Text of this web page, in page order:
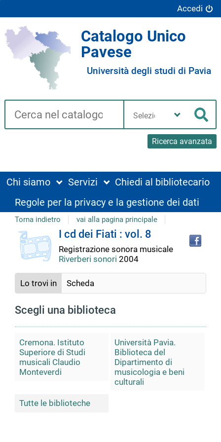
Accedi
Catalogo Unico
Pavese
Università degli studi di Pavia
Cerca su "Catalogo"
Ricerca avanzata
biblioteca
Chi siamo Servizi
Chiedi al bibliotecario
Regole per la privacy e la gestione dei dati
Torna indietro vai alla pagina principale
Dettaglio
del
documento
copertina I cd dei Fiati : vol. 8
Registrazione sonora musicale
Riverberi sonori 2004
Lo trovi in Scheda
Scegli una biblioteca
Cremona. Istituto
Superiore di Studi
musicali Claudio
Monteverdi
Università Pavia.
Biblioteca del
Dipartimento di
musicologia e beni
culturali
Tutte le biblioteche